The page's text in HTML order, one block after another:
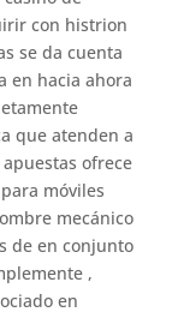
con histrion
se da cuenta
en hacia ahora
que atenden a
ofrece
móviles
mecánico
de en conjunto
,
en